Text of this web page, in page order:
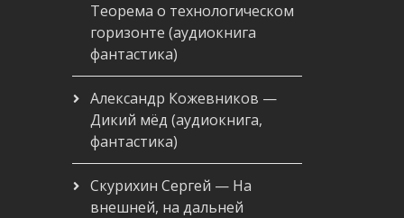
Теорема о технологическом
горизонте (аудиокнига
фантастика)
Александр Кожевников —
Дикий мёд (аудиокнига,
фантастика)
Скурихин Сергей — На
внешней, на дальней